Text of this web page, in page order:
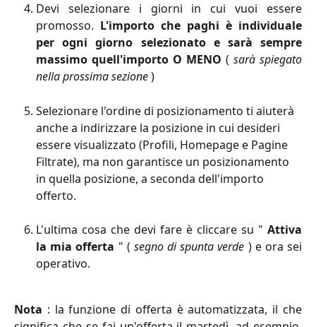
Devi selezionare i giorni in cui vuoi essere
promosso. L'importo che paghi è individuale
per ogni giorno selezionato e sarà sempre
massimo quell'importo O MENO ( sarà spiegato
nella prossima sezione)
Selezionare l'ordine di posizionamento ti aiuterà
anche a indirizzare la posizione in cui desideri
essere visualizzato (Profili, Homepage e Pagine
Filtrate), ma non garantisce un posizionamento
in quella posizione, a seconda dell'importo
offerto.
L'ultima cosa che devi fare è cliccare su " Attiva
la mia offerta " ( segno di spunta verde ) e ora sei
operativo.
Nota : la funzione di offerta è automatizzata, il che